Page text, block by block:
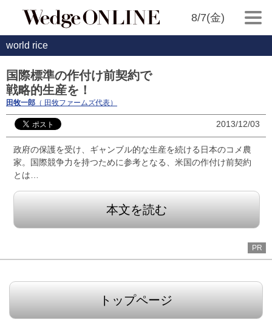
8/7(金)
world rice
国際標準の作付け前契約で
戦略的生産を！
田牧一郎 （ 田牧ファームズ代表）
2013/12/03
政府の保護を受け、ギャンブル的な生産を続ける日本のコメ農
家。国際競争力を持つために参考となる、米国の作付け前契約
とは…
本文を読む
PR
トップページ